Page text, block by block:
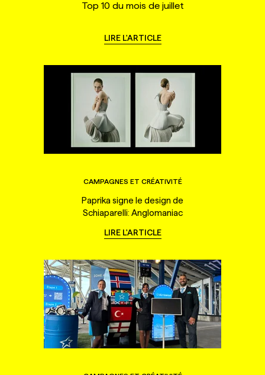
Top 10 du mois de juillet
LIRE L'ARTICLE
CAMPAGNES ET CRÉATIVITÉ
Paprika signe le design de
Schiaparelli: Anglomaniac
LIRE L'ARTICLE